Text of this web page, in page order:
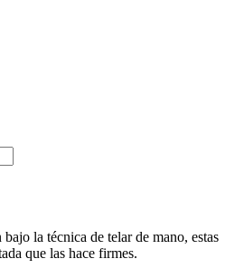
la técnica de telar de mano, estas
que las hace firmes.